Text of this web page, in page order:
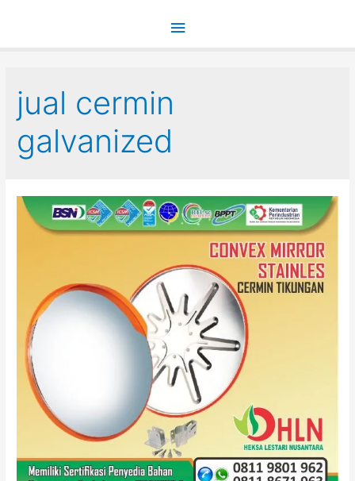
Main
jual cermin
galvanized